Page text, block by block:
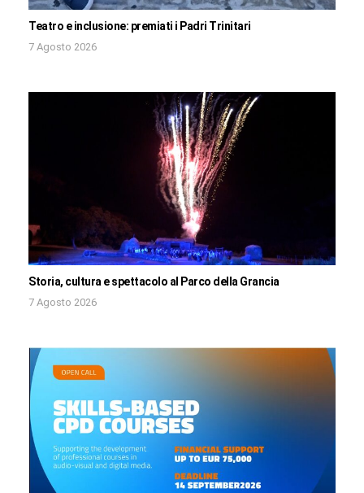
Teatro e inclusione: premiati i Padri Trinitari
7 Agosto 2026
Storia, cultura e spettacolo al Parco della Grancia
7 Agosto 2026